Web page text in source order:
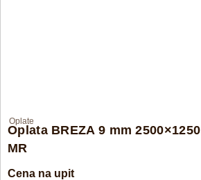
Oplate
Oplata BREZA 9 mm 2500×1250
MR
Cena na upit